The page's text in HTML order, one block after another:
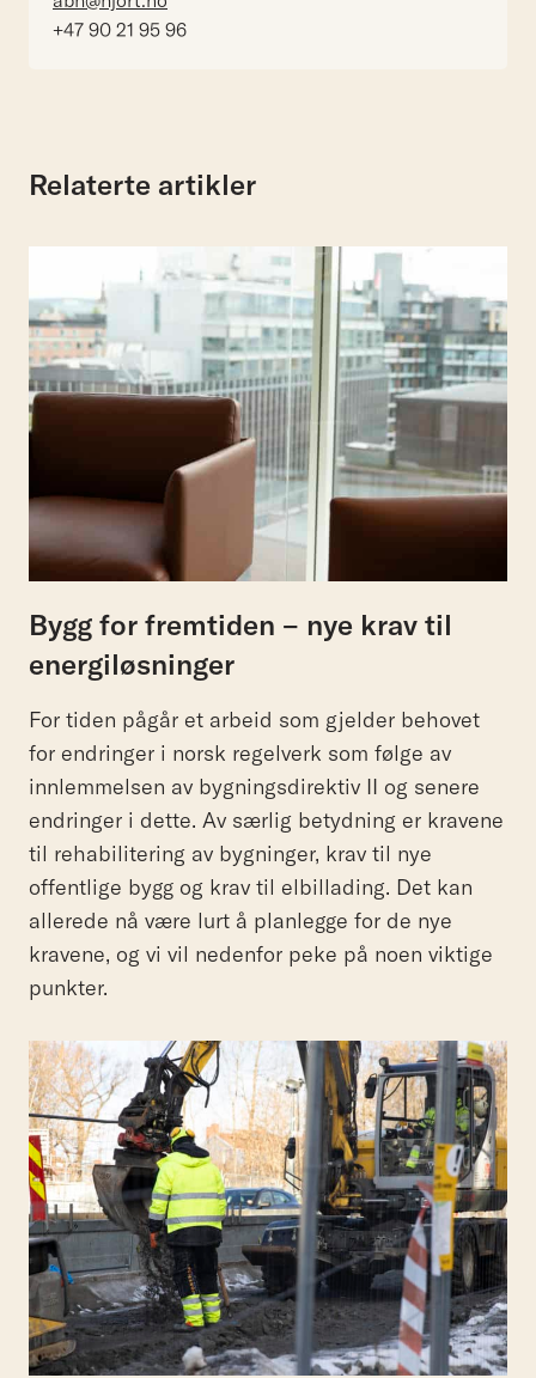
+47 90 21 95 96
Relaterte artikler
Bygg for fremtiden – nye krav til
energiløsninger
For tiden pågår et arbeid som gjelder behovet
for endringer i norsk regelverk som følge av
innlemmelsen av bygningsdirektiv II og senere
endringer i dette. Av særlig betydning er kravene
til rehabilitering av bygninger, krav til nye
offentlige bygg og krav til elbillading. Det kan
allerede nå være lurt å planlegge for de nye
kravene, og vi vil nedenfor peke på noen viktige
punkter.